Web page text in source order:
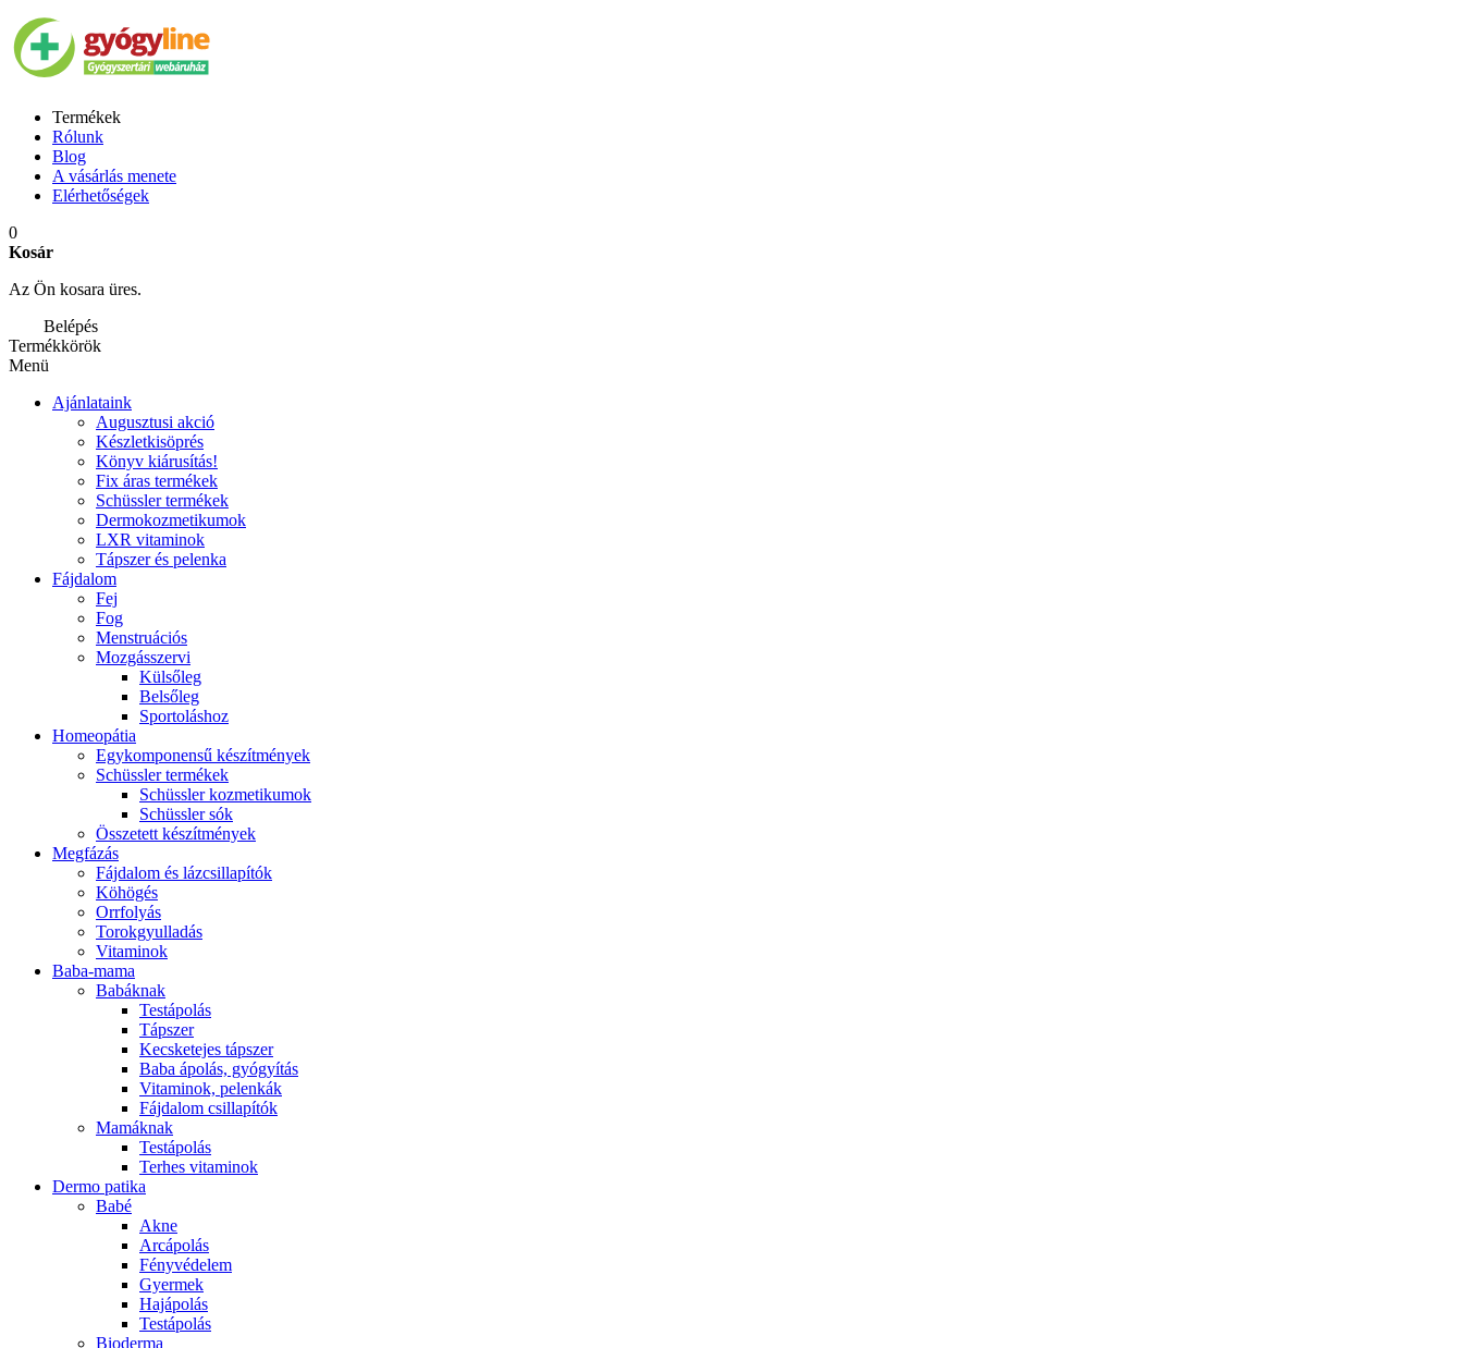
Termékek
Rólunk
Blog
A vásárlás menete
Elérhetőségek
0
Kosár
Az Ön kosara üres.
Belépés
Termékkörök
Menü
Ajánlataink
Augusztusi akció
Készletkisöprés
Könyv kiárusítás!
Fix áras termékek
Schüssler termékek
Dermokozmetikumok
LXR vitaminok
Tápszer és pelenka
Fájdalom
Fej
Fog
Menstruációs
Mozgásszervi
Külsőleg
Belsőleg
Sportoláshoz
Homeopátia
Egykomponensű készítmények
Schüssler termékek
Schüssler kozmetikumok
Schüssler sók
Összetett készítmények
Megfázás
Fájdalom és lázcsillapítók
Köhögés
Orrfolyás
Torokgyulladás
Vitaminok
Baba-mama
Babáknak
Testápolás
Tápszer
Kecsketejes tápszer
Baba ápolás, gyógyítás
Vitaminok, pelenkák
Fájdalom csillapítók
Mamáknak
Testápolás
Terhes vitaminok
Dermo patika
Babé
Akne
Arcápolás
Fényvédelem
Gyermek
Hajápolás
Testápolás
Bioderma